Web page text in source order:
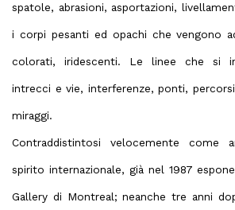
spatole, abrasioni, asportazioni,
i corpi pesanti ed opachi che vengono
colorati, iridescenti. Le linee che si
intrecci e vie, interferenze, ponti,
miraggi.
Contraddistintosi velocemente
spirito internazionale, già nel 1987
Gallery di Montreal; neanche tre anni